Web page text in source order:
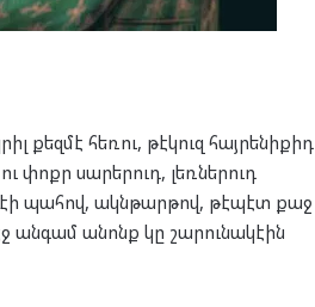
քեզմէ հեռու, թէկուզ հայրենիքիդ
փոքր սարերուդ, լեռներուդ
պահով, ակնթարթով, թէպէտ քաջ
անգամ անոնք կը շարունակէին